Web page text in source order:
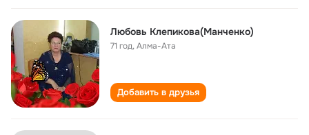
Любовь Клепикова(Манченко)
71 год,Алма-Ата
Добавить в друзья